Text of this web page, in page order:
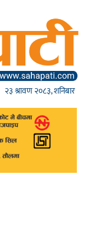
२३ श्रावण २०८३, शनिबार